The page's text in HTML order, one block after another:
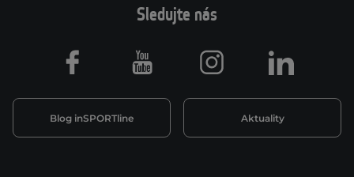
Sledujte nás
Blog inSPORTline Aktuality
Facebook Youtube Instagram LinkedIn